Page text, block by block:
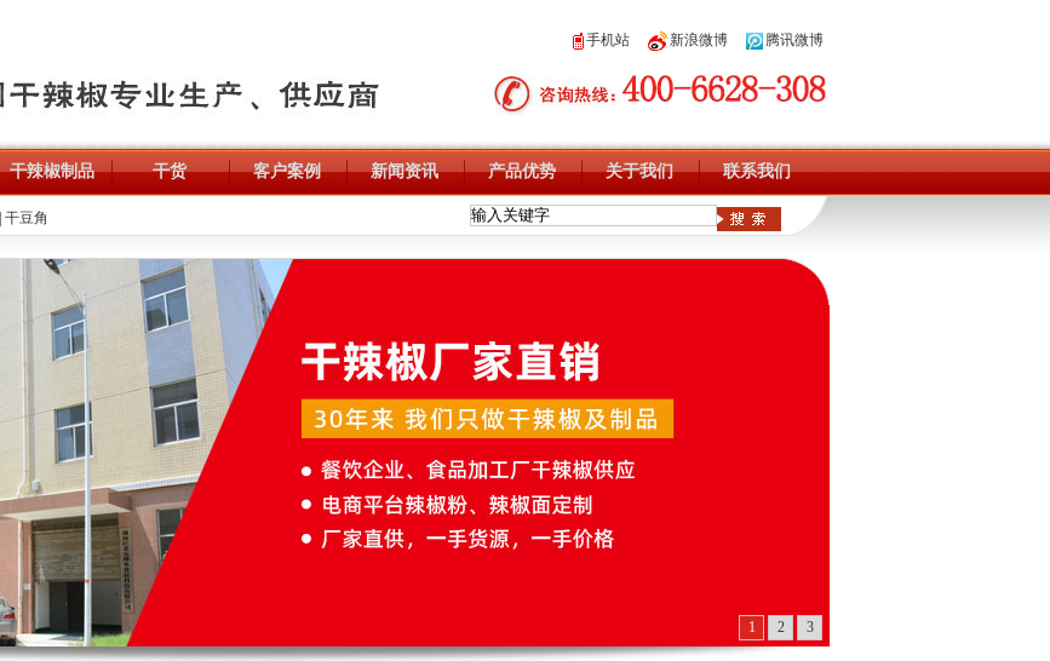
手机站 新浪微博 腾讯微博
干辣椒制品 干货 客户案例 新闻资讯 产品优势 关于我们 联系我们
干豆角
1 2 3